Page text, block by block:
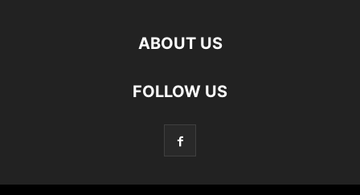
ABOUT US
FOLLOW US